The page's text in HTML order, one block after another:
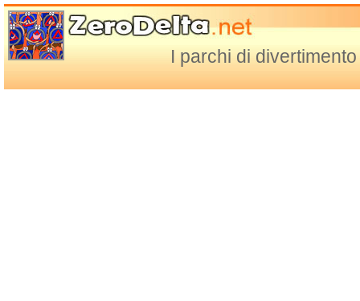
I parchi di